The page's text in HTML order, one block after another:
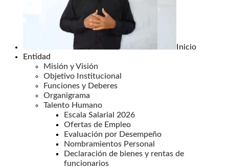
Inicio
Entidad
Misión y Visión
Objetivo Institucional
Funciones y Deberes
Organigrama
Talento Humano
Escala Salarial 2026
Ofertas de Empleo
Evaluación por Desempeño
Nombramientos Personal
Declaración de bienes y rentas de
funcionarios